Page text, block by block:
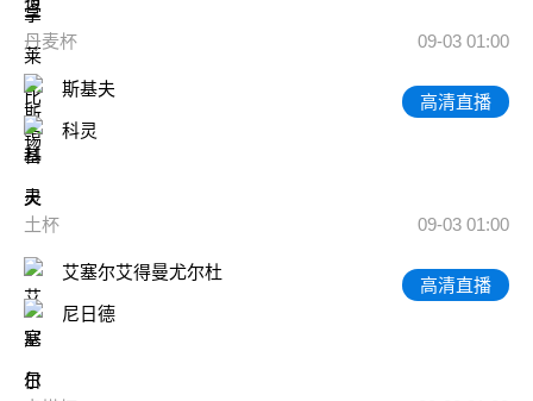
丹麦杯 09-03 01:00
斯基夫
科灵
高清直播
土杯 09-03 01:00
艾塞尔艾得曼尤尔杜
尼日德
高清直播